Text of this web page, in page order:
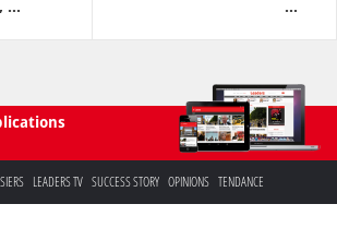
...
...
LEADERS TV SUCCESS STORY OPINIONS TENDANCE